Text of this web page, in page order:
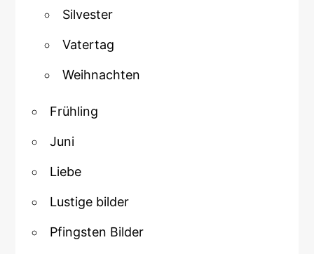
Silvester
Vatertag
Weihnachten
Frühling
Juni
Liebe
Lustige bilder
Pfingsten Bilder